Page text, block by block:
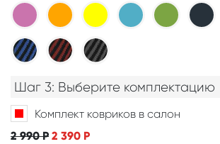
Шаг 3: Выберите комплектацию
Комплект ковриков в салон
2 990Р 2 390 Р